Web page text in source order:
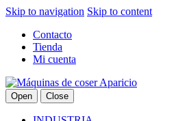
Skip to navigation Skip to content
Contacto
Tienda
Mi cuenta
Open Close